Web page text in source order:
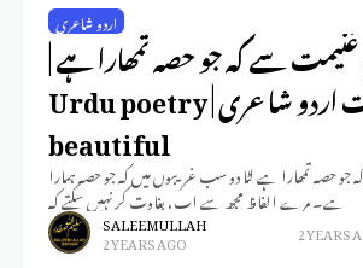
اردو شاعری
غنیمت سے کہ جو حصہ تمھارا ہے |
خوبصورت اردو شاعری | Urdu poetry
beautiful
حصہ تمھارا ہے لٹا دو سب غریبوں میں کہ جو حصہ ہمارا
ہے۔ مرے الفاظ مجھ سے اب، بغاوت کر نہیں سکتے کہ
SALEEM ULLAH
2 YEARS AGO 2 YEARS